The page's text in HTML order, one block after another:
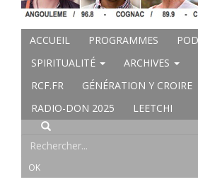
ACCUEIL PROGRAMMES
SPIRITUALITÉ
ARCHIVES
RCF.FR
GÉNÉRATION Y CROIRE
RADIO-DON 2025
LEETCHI